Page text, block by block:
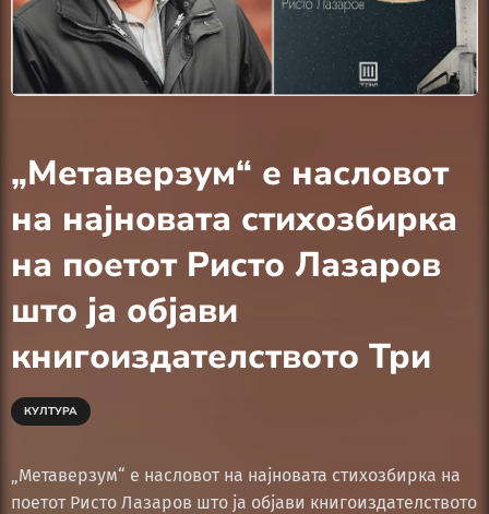
„Метаверзум“ е насловот
на најновата стихозбирка
на поетот Ристо Лазаров
што ја објави
книгоиздателството Три
КУЛТУРА
„Метаверзум“ е насловот на најновата стихозбирка на
поетот Ристо Лазаров што ја објави книгоиздателството